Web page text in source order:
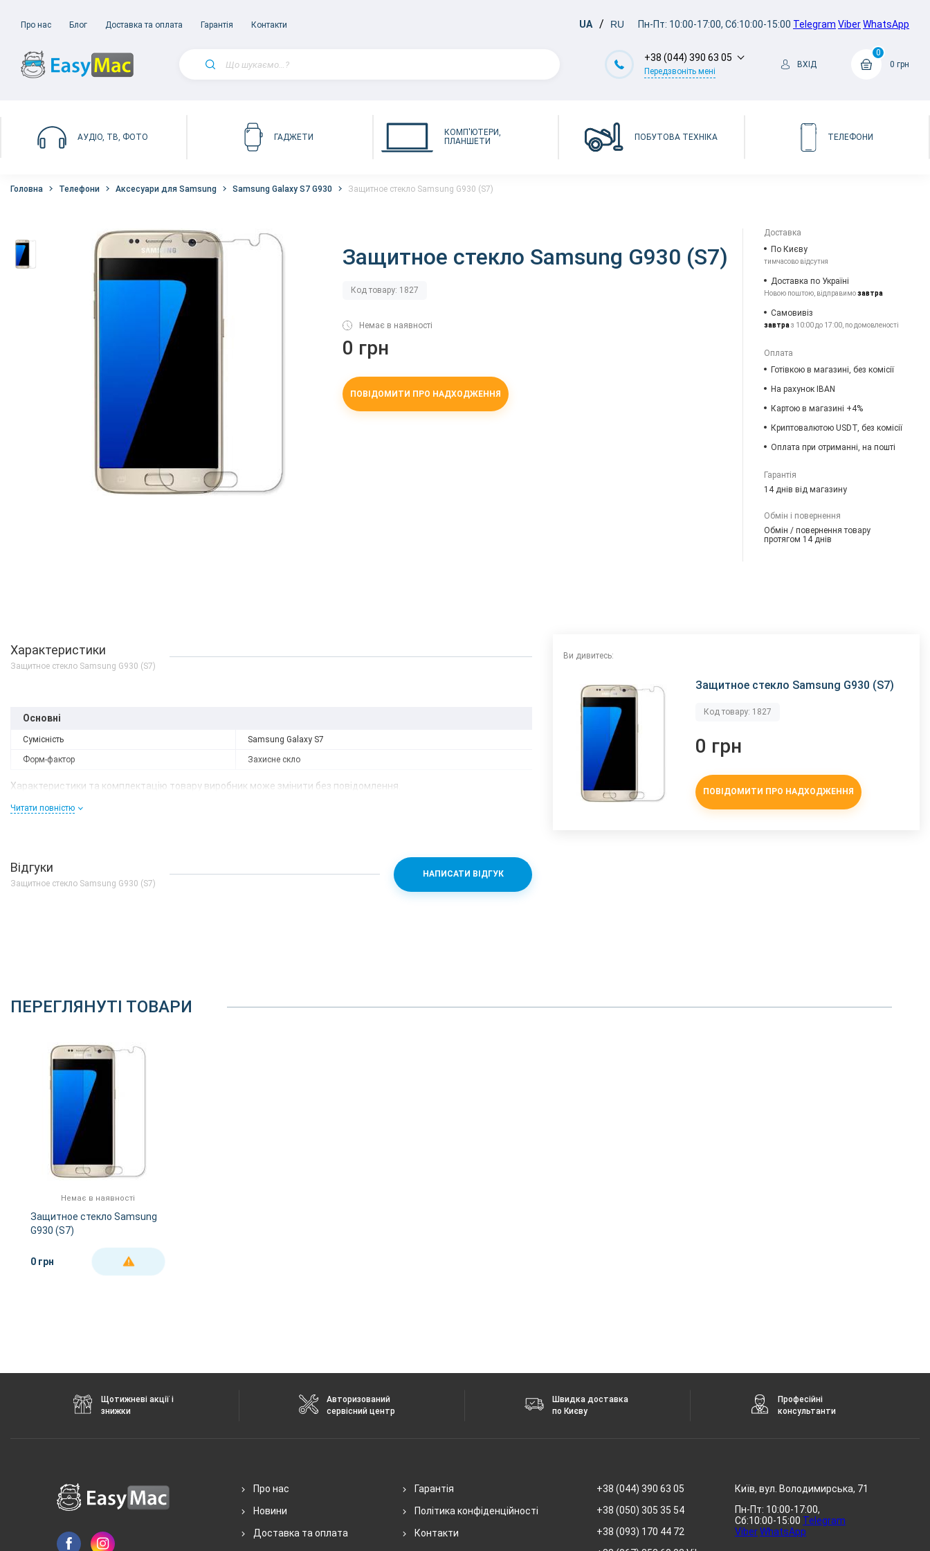
Про нас Блог Доставка та оплата Гарантія Контакти UA RU Пн-Пт: 10:00-17:00, Сб:10:00-15:00 Telegram ViberWhatsApp
+38 (044) 390 63 05
Передзвоніть мені
ВХІД
0
0 грн
АУДІО, ТВ, ФОТО ГАДЖЕТИ
КОМП'ЮТЕРИ,
ПЛАНШЕТИ
ПОБУТОВА ТЕХНІКА ТЕЛЕФОНИ
Головна Телефони Аксесуари для Samsung Samsung Galaxy S7 G930 Защитное стекло Samsung G930 (S7)
Защитное стекло Samsung G930 (S7)
Код товару: 1827
Немає в наявності
0 грн
ПОВІДОМИТИ ПРО НАДХОДЖЕННЯ
Доставка
По Києву
тимчасово відсутня
Доставка по Україні
Новою поштою, відправимозавтра
Самовивіз
завтраз 10:00 до 17:00, по домовленості
Оплата
Готівкою в магазині, без комісії
На рахунок IBAN
Картою в магазині +4%
Криптовалютою USDT, без комісії
Оплата при отриманні, на пошті
Гарантія
14 днів від магазину
Обмін і повернення
Обмін / повернення товару
протягом 14 днів
Характеристики
Защитное стекло Samsung G930 (S7)
Основні
Сумісність Samsung Galaxy S7
Форм-фактор Захисне скло
Характеристики та комплектацію товару виробник може змінити без повідомлення.
Читати повністю
Відгуки
Защитное стекло Samsung G930 (S7)
НАПИСАТИ ВІДГУК
Ви дивитесь:
Защитное стекло Samsung G930 (S7)
Код товару: 1827
0 грн
ПОВІДОМИТИ ПРО НАДХОДЖЕННЯ
ПЕРЕГЛЯНУТІ ТОВАРИ
Немає в наявності
Защитное стекло Samsung
G930 (S7)
0 грн ДЕТАЛЬНІШЕ
Щотижневі акції і
знижки
Авторизований
сервісний центр
Швидка доставка
по Києву
Професійні
консультанти
Про нас
Новини
Доставка та оплата
Гарантія
Політика конфіденційності
Контакти
+38 (044) 390 63 05
+38 (050) 305 35 54
+38 (093) 170 44 72
Київ, вул. Володимирська, 71
Пн-Пт: 10:00-17:00,
Сб:10:00-15:00 Telegram
ViberWhatsApp